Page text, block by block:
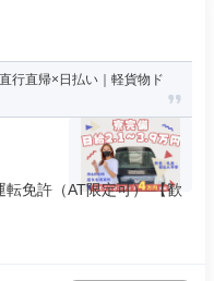
行直帰×日払い｜軽貨物ド
免許（AT限定可） 【歓